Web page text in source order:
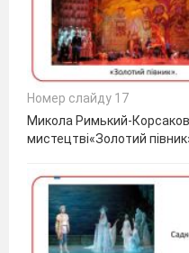
Номер слайду 17
Микола Римький-
мистецтві«Золотий